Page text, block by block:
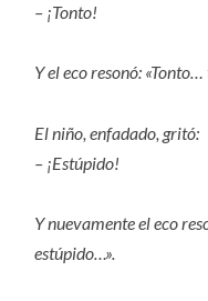
– ¡Tonto!
Y el eco resonó:
El niño, enfadado, gritó:
– ¡Estúpido!
Y nuevamente el eco
estúpido…».